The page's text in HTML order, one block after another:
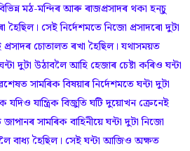
মঠ-মন্দিৰ আৰু ৰাজপ্ৰসাদৰ থকা হন্চু
সেই নিৰ্দেশমতে নিজো প্ৰসাদৰো দুটা
প্ৰসাদৰ চোতালত ৰখা হৈছিল। যথাসময়ত
দুটা উঠাবলৈ আহি হেজাৰ চেষ্টা কৰিও ঘন্টা
সামৰিক বিষয়াৰ নিৰ্দেশমতে ঘন্টা দুটা
যান্ত্ৰিক বিজুতি ঘটি দুয়োখন ক্রেনেই
সামৰিক বাহিনীয়ে ঘন্টা দুটা নিজো
বাধ্য হৈছিল। সেই ঘন্টা আজিও অক্ষত